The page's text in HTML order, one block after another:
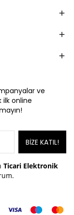
ve
ilk online
BİZE KATIL!
Ticari Elektronik